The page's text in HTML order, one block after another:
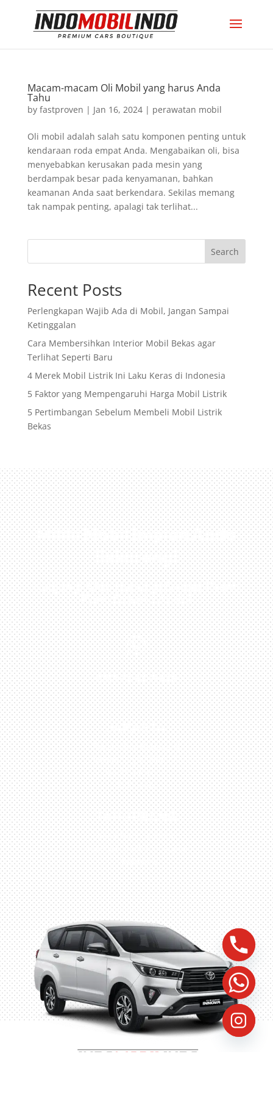
Macam-macam Oli Mobil yang harus Anda
Tahu
by fastproven | Jan 16, 2024| perawatan mobil
Oli mobil adalah salah satu komponen penting untuk
kendaraan roda empat Anda. Mengabaikan oli, bisa
menyebabkan kerusakan pada mesin yang
berdampak besar pada kenyamanan, bahkan
keamanan Anda saat berkendara. Sekilas memang
tak nampak penting, apalagi tak terlihat...
Search
Recent Posts
Perlengkapan Wajib Ada di Mobil, Jangan Sampai
Ketinggalan
Cara Membersihkan Interior Mobil Bekas agar
Terlihat Seperti Baru
4 Merek Mobil Listrik Ini Laku Keras di Indonesia
5 Faktor yang Mempengaruhi Harga Mobil Listrik
5 Pertimbangan Sebelum Membeli Mobil Listrik
Bekas
Miliki Mobil Impian Anda
Sekarang!
Kunjungi Atau Hubungi Dealer Resmi
Kami Di Kota Anda!

0813-1054-7548
JAKARTA
Perumahan Boulevard
Taman Surya 3 Blok h2,
No.27, Jakarta –
Indonesia
TANGERANG
Husein Sastra Negara,
No.8 Jurumudi Tangerang
– Indonesia